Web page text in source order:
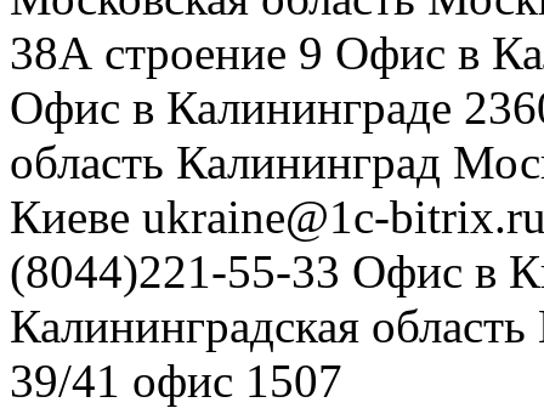
38А строение 9 Офис в
Офис в Калининграде
область Калининград
Киеве ukraine@1c-
(8044)221-55-33 Офис в
Калининградская область
39/41 офис 1507